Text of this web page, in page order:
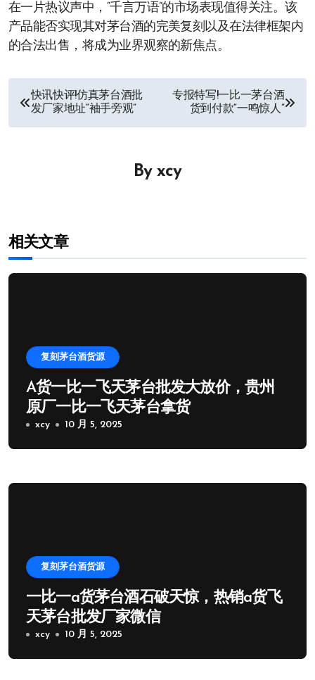
在一片热议声中，“千言万语”的市场表现值得关注。该
产品能否实现其对茅台酒的完美复刻以及在法律框架内
的合法出售，将成为业界观察的新焦点。
文
章
快讯快评!仿真茅台酒批
发厂家地址“袖手旁观”
专报特写!一比一茅台酒
货到付款“一鸣惊人”
By xcy
相关文章
复刻茅台酒货源
A货一比一飞天茅台批发大放价，贵州
原厂一比一飞天茅台拿货
xcy 10 月 5, 2025
复刻茅台酒货源
一比一a货茅台酒石破天惊，热销a货飞
天茅台批发厂家微信
xcy 10 月 5, 2025